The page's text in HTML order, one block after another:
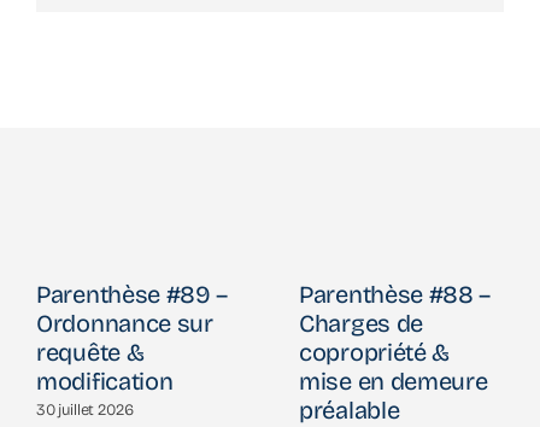
Parenthèse #89 –
Ordonnance sur
requête &
modification
30 juillet 2026
Parenthèse #88 –
Charges de
copropriété &
mise en demeure
préalable